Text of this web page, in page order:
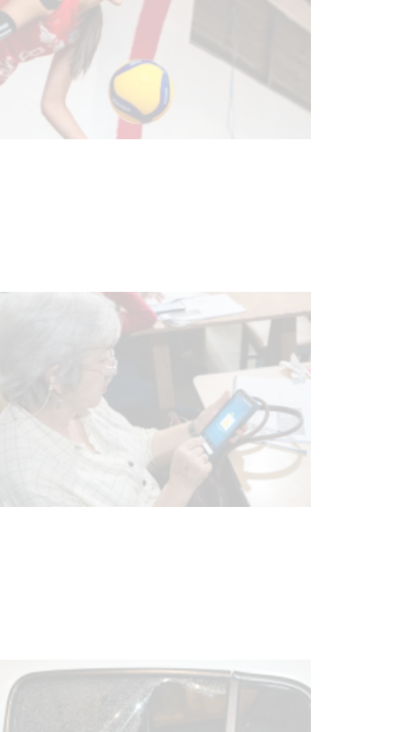
UTE hizo llamado laboral para
personas en situación de
discapacidad
03-08-2026
Siniestro laboral con tiernizadora
de carne